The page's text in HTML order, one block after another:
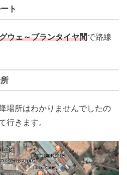
ト
ウェ～ブランタイヤ間で路線
場所はわかりませんでしたの
行きます。